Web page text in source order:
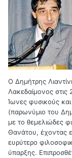
Ο Δημήτρης
Λακεδαίμονος στις
Ίωνες φυσικούς
(παρωνύμιο του
με το θεμελιώδες
Θανάτου, έχοντας
ευρύτερο
ύπαρξης.